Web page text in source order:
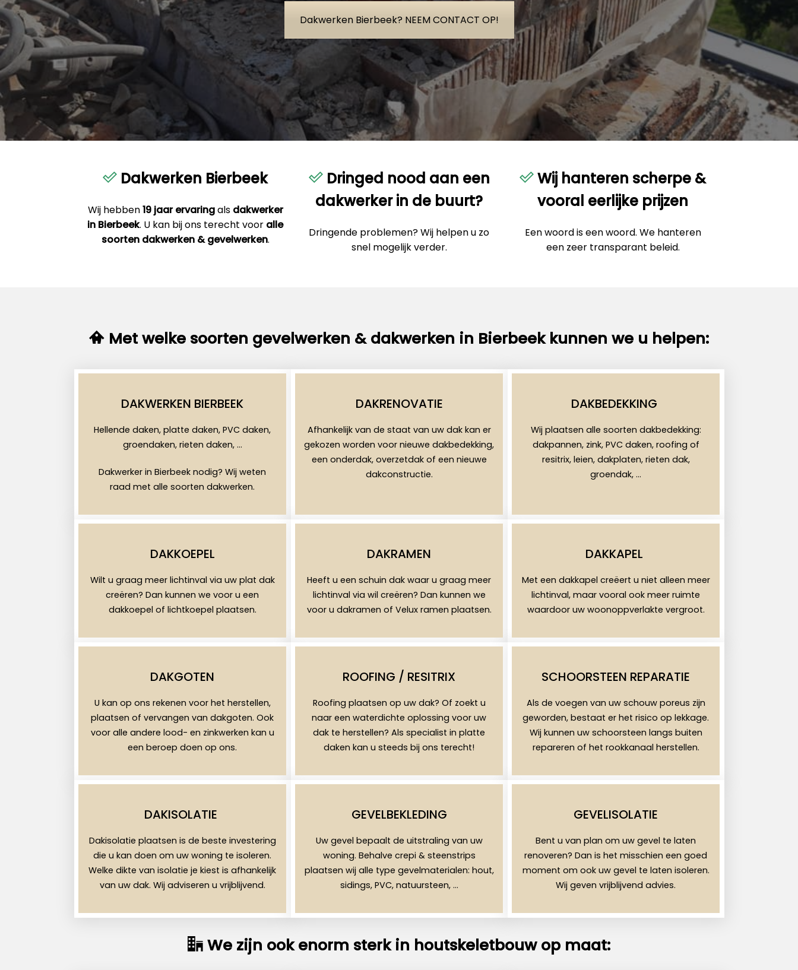
Dakwerken Bierbeek? NEEM CONTACT OP!
Dakwerken Bierbeek
Wij hebben19 jaar ervaringals dakwerker
in Bierbeek. U kan bij ons terecht voor alle
soorten dakwerken & gevelwerken.
Dringed nood aan een
dakwerker in de buurt?
Dringende problemen? Wij helpen u zo
snel mogelijk verder.
Wij hanteren scherpe &
vooral eerlijke prijzen
Een woord is een woord. We hanteren
een zeer transparant beleid.
Met welke soorten gevelwerken & dakwerken in Bierbeek kunnen we u helpen:
DAKWERKEN BIERBEEK
Hellende daken, platte daken, PVC daken,
groendaken, rieten daken, …
Dakwerker in Bierbeek nodig? Wij weten
raad met alle soorten dakwerken.
DAKRENOVATIE
Afhankelijk van de staat van uw dak kan er
gekozen worden voor nieuwe dakbedekking,
een onderdak, overzetdak of een nieuwe
dakconstructie.
DAKBEDEKKING
Wij plaatsen alle soorten dakbedekking:
dakpannen, zink, PVC daken, roofing of
resitrix, leien, dakplaten, rieten dak,
groendak, …
DAKKOEPEL
Wilt u graag meer lichtinval via uw plat dak
creëren? Dan kunnen we voor u een
dakkoepel of lichtkoepel plaatsen.
DAKRAMEN
Heeft u een schuin dak waar u graag meer
lichtinval via wil creëren? Dan kunnen we
voor u dakramen of Velux ramen plaatsen.
DAKKAPEL
Met een dakkapel creëert u niet alleen meer
lichtinval, maar vooral ook meer ruimte
waardoor uw woonoppverlakte vergroot.
DAKGOTEN
U kan op ons rekenen voor het herstellen,
plaatsen of vervangen van dakgoten. Ook
voor alle andere lood- en zinkwerken kan u
een beroep doen op ons.
ROOFING / RESITRIX
Roofing plaatsen op uw dak? Of zoekt u
naar een waterdichte oplossing voor uw
dak te herstellen? Als specialist in platte
daken kan u steeds bij ons terecht!
SCHOORSTEEN REPARATIE
Als de voegen van uw schouw poreus zijn
geworden, bestaat er het risico op lekkage.
Wij kunnen uw schoorsteen langs buiten
repareren of het rookkanaal herstellen.
DAKISOLATIE
Dakisolatie plaatsen is de beste investering
die u kan doen om uw woning te isoleren.
Welke dikte van isolatie je kiest is afhankelijk
van uw dak. Wij adviseren u vrijblijvend.
GEVELBEKLEDING
Uw gevel bepaalt de uitstraling van uw
woning. Behalve crepi & steenstrips
plaatsen wij alle type gevelmaterialen: hout,
sidings, PVC, natuursteen, …
GEVELISOLATIE
Bent u van plan om uw gevel te laten
renoveren? Dan is het misschien een goed
moment om ook uw gevel te laten isoleren.
Wij geven vrijblijvend advies.
We zijn ook enorm sterk in houtskeletbouw op maat: